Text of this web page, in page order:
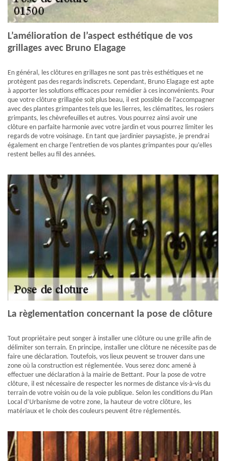
L’amélioration de l’aspect esthétique de vos
grillages avec Bruno Elagage
En général, les clôtures en grillages ne sont pas très esthétiques et ne
protègent pas des regards indiscrets. Cependant, Bruno Elagage est apte
à apporter les solutions efficaces pour remédier à ces inconvénients. Pour
que votre clôture grillagée soit plus beau, il est possible de l’accompagner
avec des plantes grimpantes tels que les lierres, les clématites, les rosiers
grimpants, les chèvrefeuilles et autres. Vous pourrez ainsi avoir une
clôture en parfaite harmonie avec votre jardin et vous pourrez limiter les
regards de votre voisinage. En tant que jardinier paysagiste, je prendrai
également en charge l’entretien de vos plantes grimpantes pour qu’elles
restent belles au fil des années.
La règlementation concernant la pose de clôture
Tout propriétaire peut songer à installer une clôture ou une grille afin de
délimiter son terrain. En principe, installer une clôture ne nécessite pas de
faire une déclaration. Toutefois, vos lieux peuvent se trouver dans une
zone où la construction est réglementée. Vous serez donc amené à
effectuer une déclaration à la mairie de Bettant. Pour la pose de votre
clôture, il est nécessaire de respecter les normes de distance vis-à-vis du
terrain de votre voisin ou de la voie publique. Selon les conditions du Plan
Local d’Urbanisme de votre zone, la hauteur de votre clôture, les
matériaux et le choix des couleurs peuvent être réglementés.